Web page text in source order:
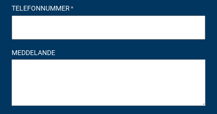
TELEFONNUMMER*
MEDDELANDE